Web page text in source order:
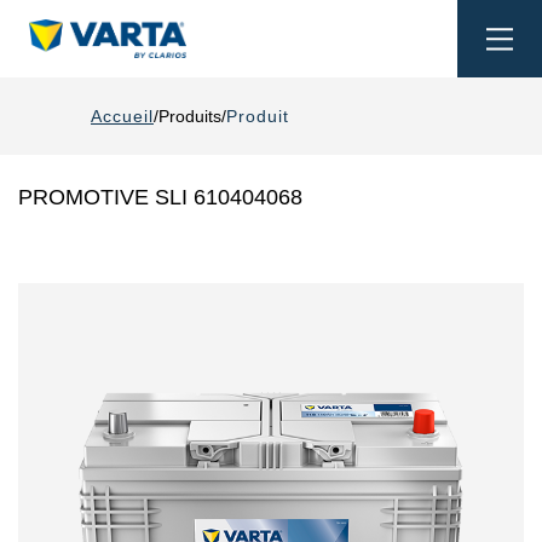
Accueil Produits Produit
PROMOTIVE SLI 610404068